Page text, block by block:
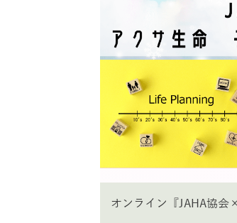
オンライン『JAHA協会